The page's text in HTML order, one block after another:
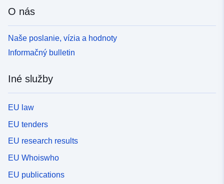
O nás
Naše poslanie, vízia a hodnoty
Informačný bulletin
Iné služby
EU law
EU tenders
EU research results
EU Whoiswho
EU publications